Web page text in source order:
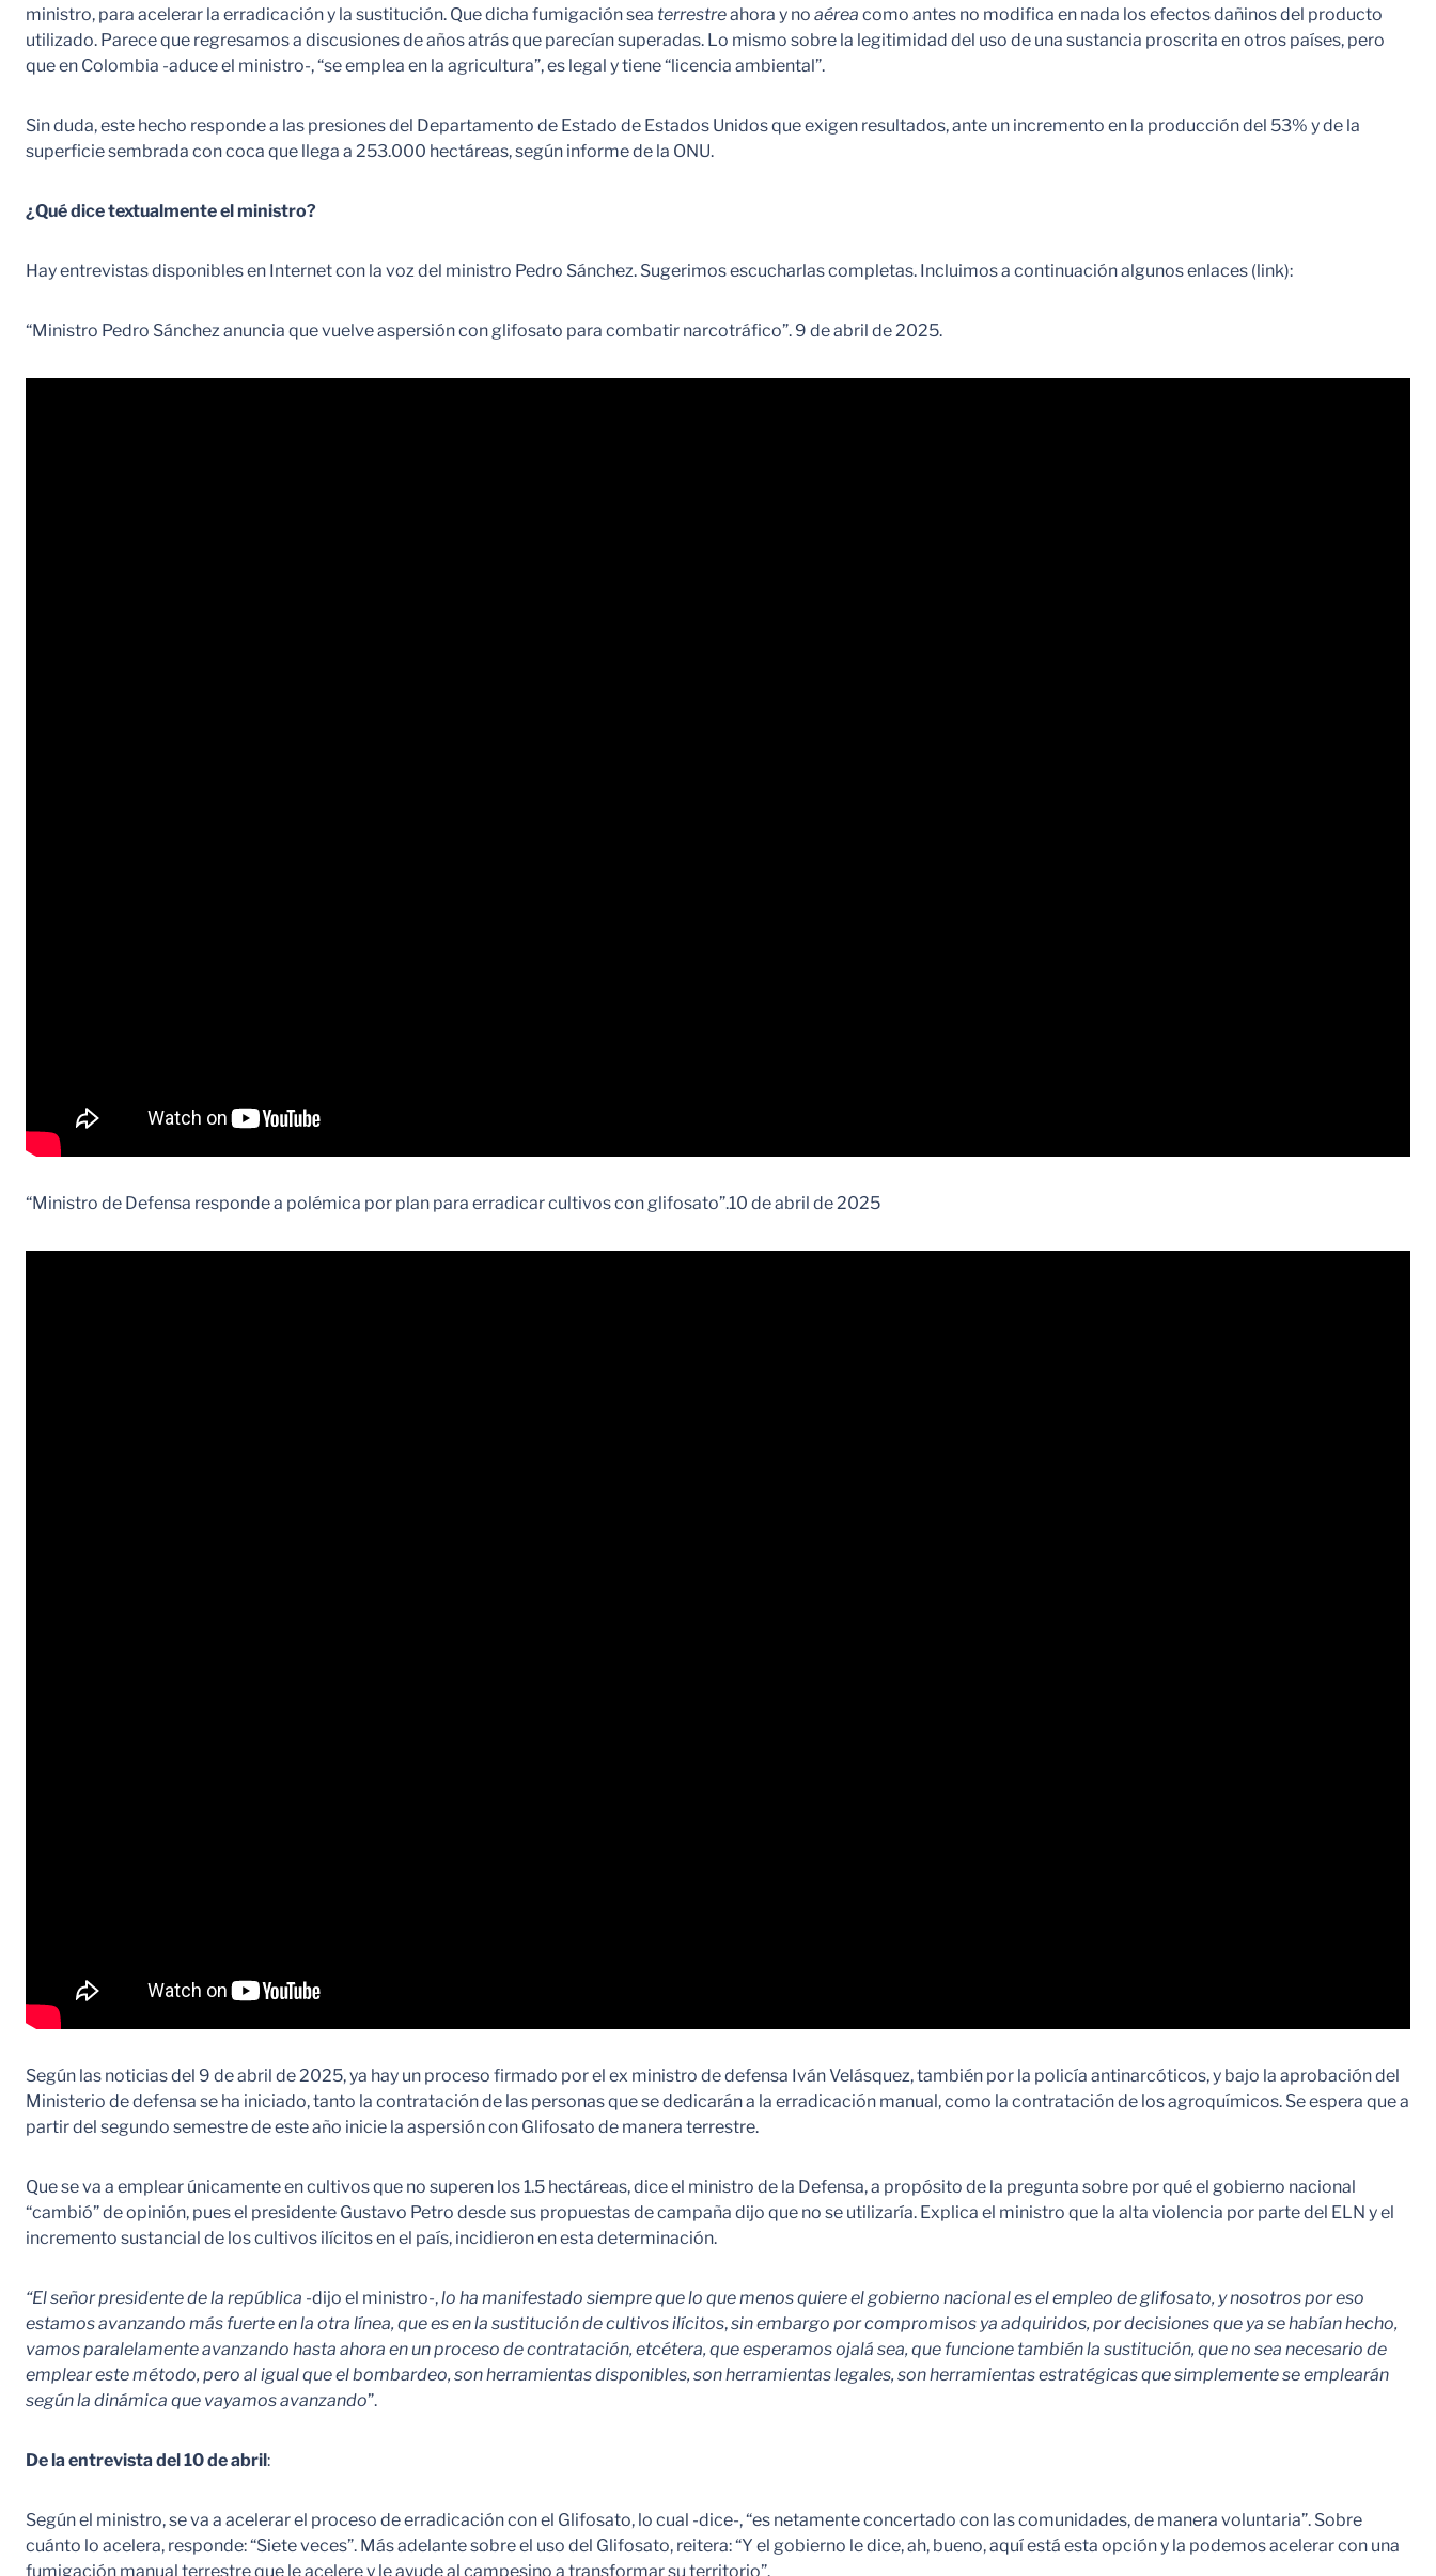
ministro, para acelerar la erradicación y la sustitución. Que dicha fumigación sea terrestreahora y no aérea como antes no modifica en nada los efectos dañinos del producto
utilizado. Parece que regresamos a discusiones de años atrás que parecían superadas. Lo mismo sobre la legitimidad del uso de una sustancia proscrita en otros países, pero
que en Colombia -aduce el ministro-, “se emplea en la agricultura”, es legal y tiene “licencia ambiental”.
Sin duda, este hecho responde a las presiones del Departamento de Estado de Estados Unidos que exigen resultados, ante un incremento en la producción del 53% y de la
superficie sembrada con coca que llega a 253.000 hectáreas, según informe de la ONU.
¿Qué dice textualmente el ministro?
Hay entrevistas disponibles en Internet con la voz del ministro Pedro Sánchez. Sugerimos escucharlas completas. Incluimos a continuación algunos enlaces (link):
“Ministro Pedro Sánchez anuncia que vuelve aspersión con glifosato para combatir narcotráfico”. 9 de abril de 2025.
“Ministro de Defensa responde a polémica por plan para erradicar cultivos con glifosato”.10 de abril de 2025
Según las noticias del 9 de abril de 2025, ya hay un proceso firmado por el ex ministro de defensa Iván Velásquez, también por la policía antinarcóticos, y bajo la aprobación del
Ministerio de defensa se ha iniciado, tanto la contratación de las personas que se dedicarán a la erradicación manual, como la contratación de los agroquímicos. Se espera que a
partir del segundo semestre de este año inicie la aspersión con Glifosato de manera terrestre.
Que se va a emplear únicamente en cultivos que no superen los 1.5 hectáreas, dice el ministro de la Defensa, a propósito de la pregunta sobre por qué el gobierno nacional
“cambió” de opinión, pues el presidente Gustavo Petro desde sus propuestas de campaña dijo que no se utilizaría. Explica el ministro que la alta violencia por parte del ELN y el
incremento sustancial de los cultivos ilícitos en el país, incidieron en esta determinación.
“El señor presidente de la república -dijo el ministro-,lo ha manifestado siempre que lo que menos quiere el gobierno nacional es el empleo de glifosato, y nosotros por eso
estamos avanzando más fuerte en la otra línea, que es en la sustitución de cultivos ilícitos,sin embargo por compromisos ya adquiridos, por decisiones que ya se habían hecho,
vamos paralelamente avanzando hasta ahora en un proceso de contratación, etcétera, que esperamos ojalá sea, que funcione también la sustitución, que no sea necesario de
emplear este método, pero al igual que el bombardeo, son herramientas disponibles, son herramientas legales, son herramientas estratégicas que simplemente se emplearán
según la dinámica que vayamos avanzando”.
De la entrevista del 10 de abril:
Según el ministro, se va a acelerar el proceso de erradicación con el Glifosato, lo cual -dice-, “es netamente concertado con las comunidades, de manera voluntaria”. Sobre
cuánto lo acelera, responde: “Siete veces”. Más adelante sobre el uso del Glifosato, reitera: “Y el gobierno le dice, ah, bueno, aquí está esta opción y la podemos acelerar con una
fumigación manual terrestre que le acelere y le ayude al campesino a transformar su territorio”.